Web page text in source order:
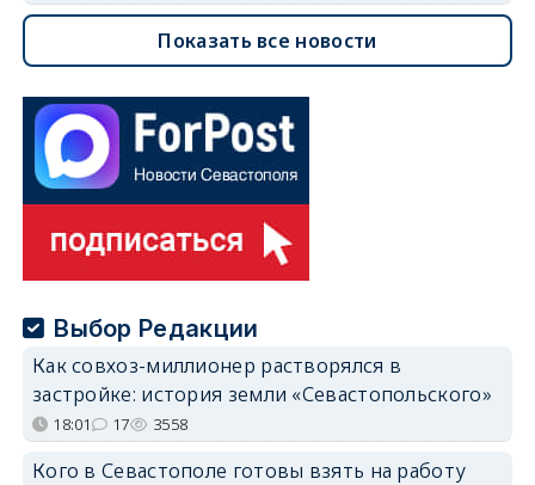
Показать все новости
Выбор Редакции
Как совхоз-миллионер растворялся в
застройке: история земли «Севастопольского»
18:01 17 3558
Кого в Севастополе готовы взять на работу